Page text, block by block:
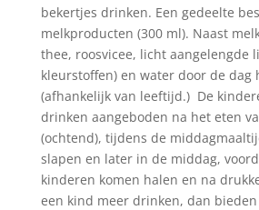
bekertjes drinken. Een gedeelte
melkproducten (300 ml). Naast
thee, roosvicee, licht aangelengde
kleurstoffen) en water door de dag
(afhankelijk van leeftijd.) De
drinken aangeboden na het eten
(ochtend), tijdens de
slapen en later in de middag,
kinderen komen halen en na
een kind meer drinken, dan